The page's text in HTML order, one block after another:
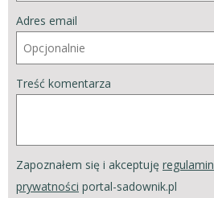
Adres email
Treść komentarza
Zapoznałem się i akceptuję regulamin
prywatności portal-sadownik.pl